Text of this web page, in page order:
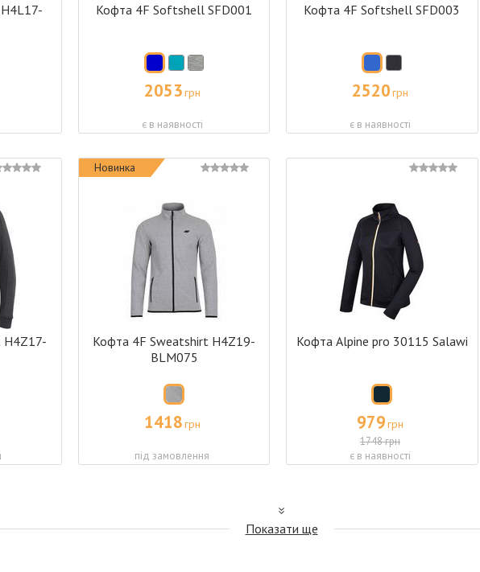
Кофта 4F Softshell SFD001
2053грн
є в наявності
Кофта 4F Softshell SFD003
2520грн
є в наявності
H4Z17-
Новинка
Кофта 4F Sweatshirt H4Z19-
BLM075
1418грн
під замовлення
Кофта Alpine pro 30115 Salawi
979грн
1748 грн
є в наявності
Показати щe